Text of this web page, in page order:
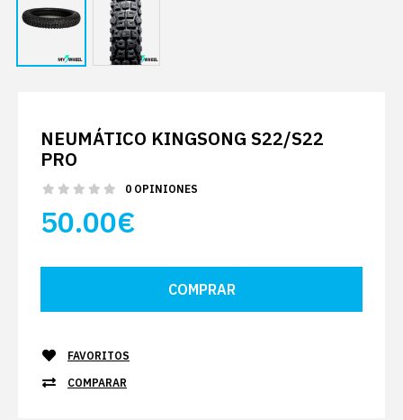
NEUMÁTICO KINGSONG S22/S22
PRO
0 OPINIONES
50.00€
FAVORITOS
COMPARAR